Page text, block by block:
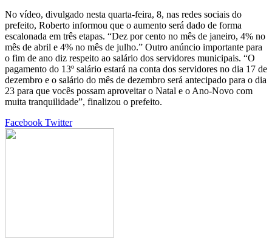
No vídeo, divulgado nesta quarta-feira, 8, nas redes sociais do
prefeito, Roberto informou que o aumento será dado de forma
escalonada em três etapas. “Dez por cento no mês de janeiro, 4% no
mês de abril e 4% no mês de julho.” Outro anúncio importante para
o fim de ano diz respeito ao salário dos servidores municipais. “O
pagamento do 13º salário estará na conta dos servidores no dia 17 de
dezembro e o salário do mês de dezembro será antecipado para o dia
23 para que vocês possam aproveitar o Natal e o Ano-Novo com
muita tranquilidade”, finalizou o prefeito.
Facebook TwitterGoogle+
LinkedIn
StumbleUpon
Tumblr
Pinterest
Reddit
VKontakte
Share
Print